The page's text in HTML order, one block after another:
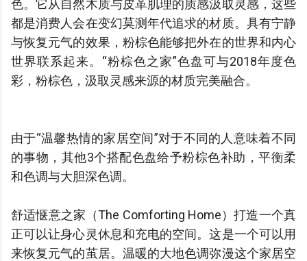
色。它从自然木质与皮革肌理的质感汲取灵感，这些
都是消费人会在变幻莫测年代追求的材质。具有宁静
与恢复元气的效果，粉棕色能够把外在的世界和内心
世界联系起来。“粉棕色之家”色盘可与2018年度色
彩，粉棕色，汲取灵感来源的材质完美融合。
由于“温馨热情的家居空间”对于不同的人意味着不同
的事物，其他3个搭配色盘给予粉棕色补助，平衡柔
和色调与大胆深色调。
舒适惬意之家（The Comforting Home）打造一个真
正可以让身心灵休息和充电的空间。这是一个可以用
来恢复元气的茧居。温暖的大地色调弥漫这个家居空